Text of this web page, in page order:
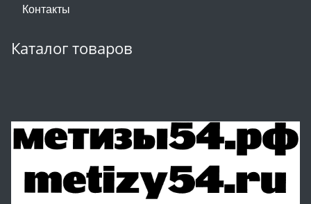
Контакты
Каталог товаров